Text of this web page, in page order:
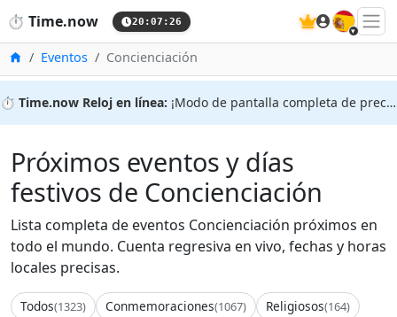
⏱️ Time.now 20:07:26 🇪🇸
InicioEventos Concienciación
⏱️ Time.now Reloj en línea: ¡Modo de pantalla completa de precisión!
Próximos eventos y días
festivos de Concienciación
Lista completa de eventos Concienciación próximos en
todo el mundo. Cuenta regresiva en vivo, fechas y horas
locales precisas.
Todos(1323) Conmemoraciones(1067) Religiosos(164)